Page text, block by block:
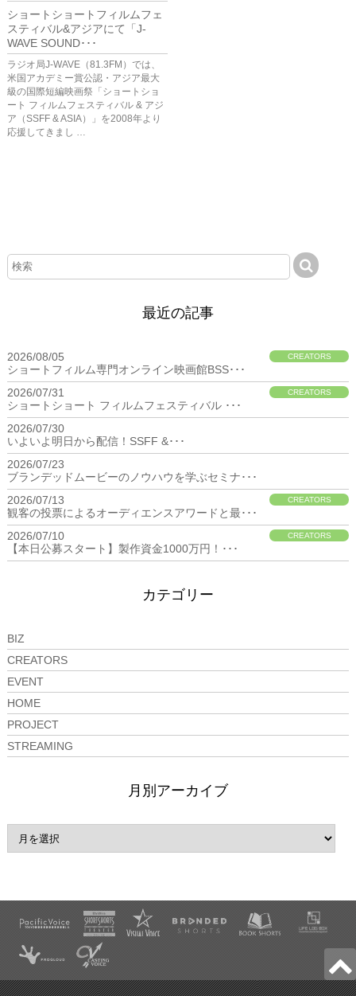
ショートショートフィルムフェ
スティバル&アジアにて「J-
WAVE SOUND･･･
ラジオ局J-WAVE（81.3FM）では、
米国アカデミー賞公認・アジア最大
級の国際短編映画祭「ショートショ
ート フィルムフェスティバル & アジ
ア（SSFF & ASIA）」を2008年より
応援してきまし …
最近の記事
2026/08/05 CREATORS
ショートフィルム専門オンライン映画館BSS･･･
2026/07/31
CREATORS
ショートショート フィルムフェスティバル ･･･
2026/07/30
いよいよ明日から配信！SSFF &･･･
2026/07/23
ブランデッドムービーのノウハウを学ぶセミナ･･･
2026/07/13
CREATORS
観客の投票によるオーディエンスアワードと最･･･
2026/07/10
CREATORS
【本日公募スタート】製作資金1000万円！･･･
カテゴリー
BIZ
CREATORS
EVENT
HOME
PROJECT
STREAMING
月別アーカイブ